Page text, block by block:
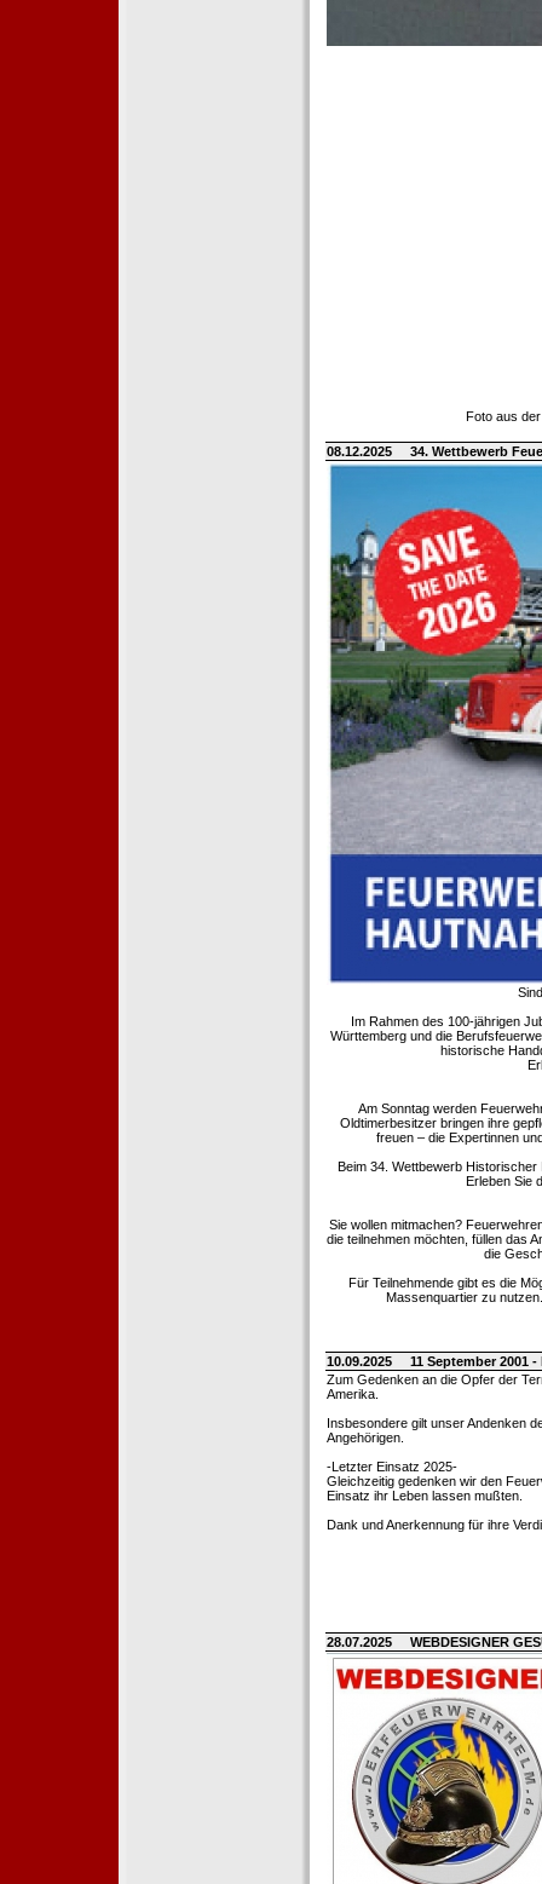
Foto aus
08.12.2025 34. Wettbewerb
Im Rahmen des 100-jährigen
Württemberg und die
historische
Am Sonntag werden
Oldtimerbesitzer bringen ihre
freuen – die Expertinnen
Beim 34. Wettbewerb
Erleben Sie
Sie wollen mitmachen?
die teilnehmen möchten, füllen das
die
Für Teilnehmende gibt es die
Massenquartier zu
10.09.2025
11 September 2001
Zum Gedenken an die Opfer der
Amerika.
Insbesondere gilt unser Andenken
Angehörigen.
-Letzter Einsatz 2025-
Gleichzeitig gedenken wir den
Einsatz ihr Leben lassen mußten.
Dank und Anerkennung für ihre
28.07.2025 WEBDESIGNER